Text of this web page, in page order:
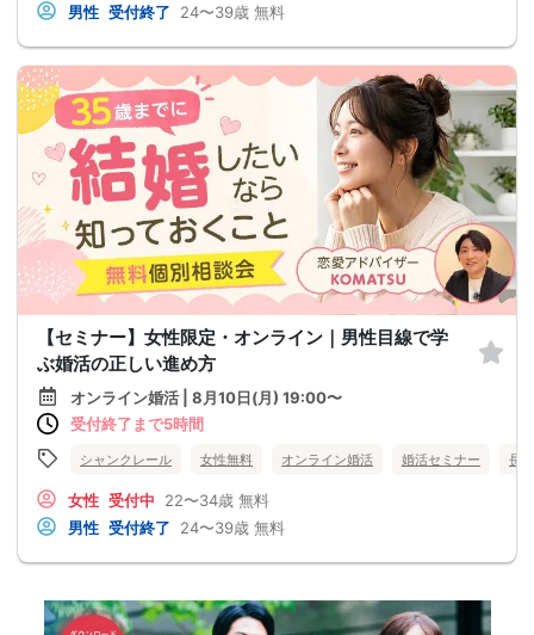
男性 受付終了 24〜39歳 無料
【セミナー】女性限定・オンライン｜男性目線で学
ぶ婚活の正しい進め方
オンライン婚活 | 8月10日(月) 19:00〜
受付終了まで5時間
シャンクレール 女性無料 オンライン婚活 婚活セミナー 長
女性 受付中 22〜34歳 無料
男性 受付終了 24〜39歳 無料